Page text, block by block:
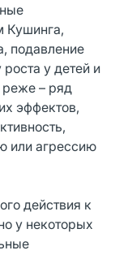
Кушинга,
подавление
у детей и
реже – ряд
эффектов,
или агрессию
действия к
у некоторых